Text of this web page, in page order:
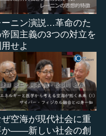
ーニン演説…革命のた
国主義の3つの対立を
せよ
ぜ空海が現代社会に重
か――新しい社会の創